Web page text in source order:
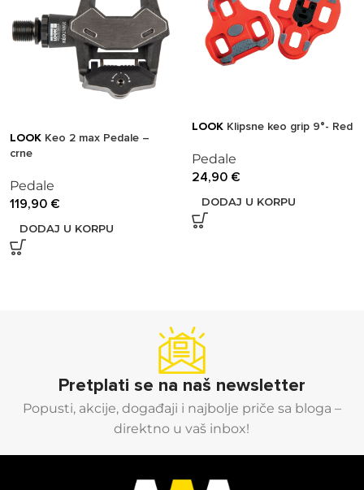
LOOK Keo 2 max Pedale –
crne
Pedale
119,90 €
DODAJ U KORPU
LOOK Klipsne keo grip 9°- Red
Pedale
24,90 €
DODAJ U KORPU
Pretplati se na naš newsletter
Popusti, akcije, događaji i najbolje priče sa bloga –
direktno u vaš inbox!